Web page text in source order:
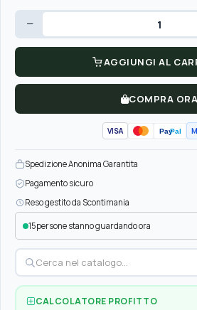
−
AGGIUNGI AL
COMPRA ORA
VISA PayPal
Spedizione Anonima Garantita
Pagamento sicuro
Reso gestito da Scontimania
15persone stanno guardando ora
CALCOLATORE PROFITTO